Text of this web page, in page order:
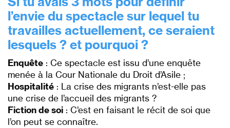
l’envie du spectacle sur lequel tu
travailles actuellement, ce seraient
lesquels ? et pourquoi ?
Enquête : Ce spectacle est issu d’une enquête
menée à la Cour Nationale du Droit d’Asile ;
Hospitalité : La crise des migrants n’est-elle pas
une crise de l’accueil des migrants ?
Fiction de soi : C’est en faisant le récit de soi que
l’on peut se connaître.